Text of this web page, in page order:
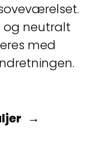
og neutralt
med